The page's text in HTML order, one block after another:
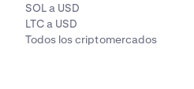
SOL a USD
LTC a USD
Todos los criptomercados